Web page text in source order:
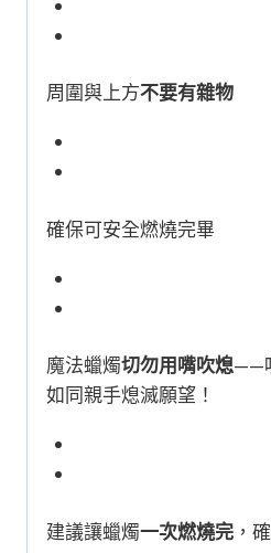
周圍與上方不要有雜物
確保可安全燃燒完畢
魔法蠟燭切勿用嘴吹熄——
如同親手熄滅願望！
建議讓蠟燭一次燃燒完 ，